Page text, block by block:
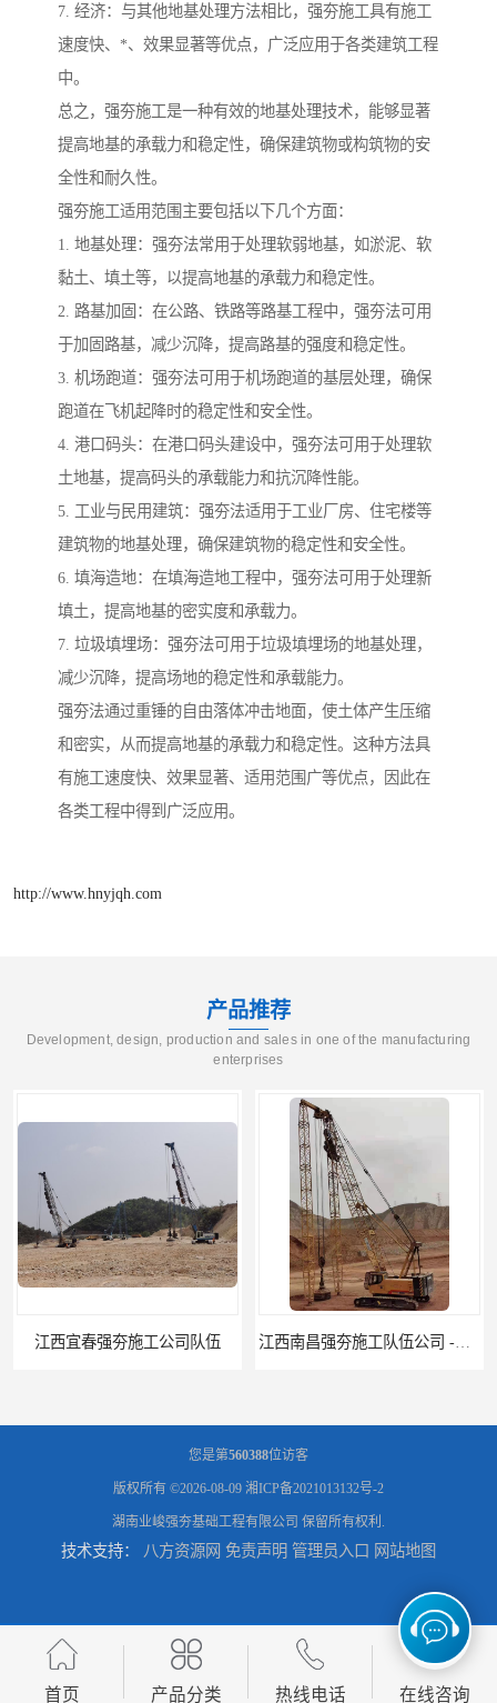
7. 经济：与其他地基处理方法相比，强夯施工具有施工
速度快、*、效果显著等优点，广泛应用于各类建筑工程
中。
总之，强夯施工是一种有效的地基处理技术，能够显著
提高地基的承载力和稳定性，确保建筑物或构筑物的安
全性和耐久性。
强夯施工适用范围主要包括以下几个方面：
1. 地基处理：强夯法常用于处理软弱地基，如淤泥、软
黏土、填土等，以提高地基的承载力和稳定性。
2. 路基加固：在公路、铁路等路基工程中，强夯法可用
于加固路基，减少沉降，提高路基的强度和稳定性。
3. 机场跑道：强夯法可用于机场跑道的基层处理，确保
跑道在飞机起降时的稳定性和安全性。
4. 港口码头：在港口码头建设中，强夯法可用于处理软
土地基，提高码头的承载能力和抗沉降性能。
5. 工业与民用建筑：强夯法适用于工业厂房、住宅楼等
建筑物的地基处理，确保建筑物的稳定性和安全性。
6. 填海造地：在填海造地工程中，强夯法可用于处理新
填土，提高地基的密实度和承载力。
7. 垃圾填埋场：强夯法可用于垃圾填埋场的地基处理，
减少沉降，提高场地的稳定性和承载能力。
强夯法通过重锤的自由落体冲击地面，使土体产生压缩
和密实，从而提高地基的承载力和稳定性。这种方法具
有施工速度快、效果显著、适用范围广等优点，因此在
各类工程中得到广泛应用。
http://www.hnyjqh.com
产品推荐
Development, design, production and sales in one of the manufacturing
enterprises
江西南昌强夯施工队伍公司 -湖南业峻强夯基础工程 江西新余强夯施工队伍公司 —业峻强夯基础工程
湖南强夯施工公司 湖南怀化强夯施工队伍公司厂房地基强夯施工
您是第560388位访客
版权所有 ©2026-08-09 湘ICP备2021013132号-2
湖南业峻强夯基础工程有限公司 保留所有权利.
技术支持： 八方资源网 免责声明 管理员入口 网站地图
首页 产品分类 热线电话 在线咨询